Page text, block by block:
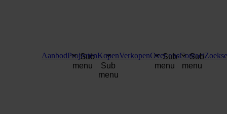
AanbodProjecten
Sub
menu
Kopen
Sub
menu
VerkopenOver ons
Sub
menu
Contact
Sub
menu